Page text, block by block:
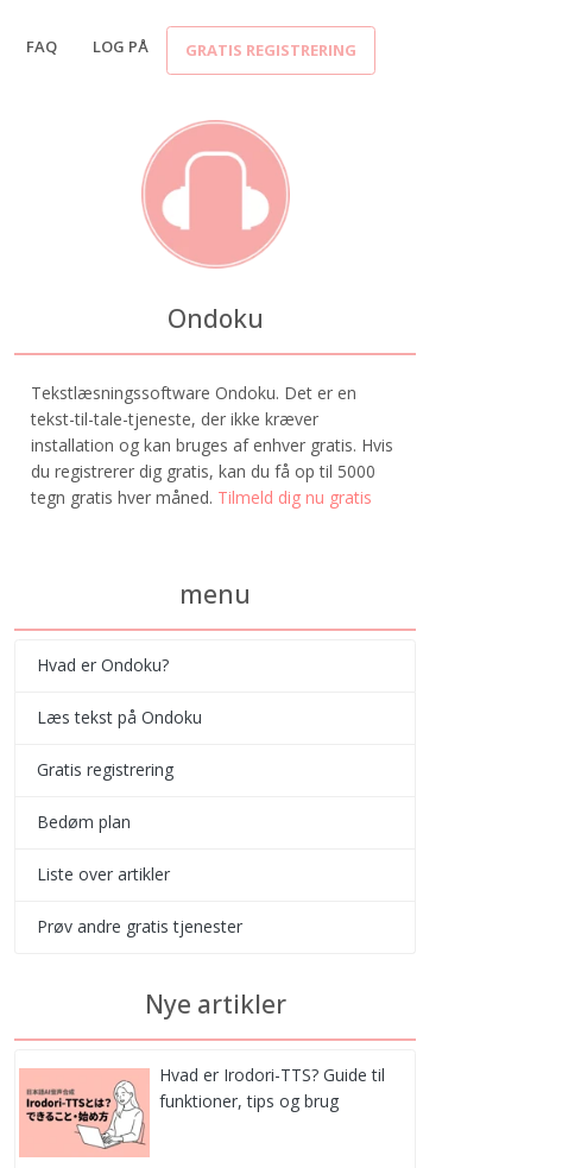
FAQ LOG PÅ GRATIS REGISTRERING
Ondoku
Tekstlæsningssoftware Ondoku. Det er en
tekst-til-tale-tjeneste, der ikke kræver
installation og kan bruges af enhver gratis. Hvis
du registrerer dig gratis, kan du få op til 5000
tegn gratis hver måned. Tilmeld dig nu gratis
menu
Hvad er Ondoku?
Læs tekst på Ondoku
Gratis registrering
Bedøm plan
Liste over artikler
Prøv andre gratis tjenester
Nye artikler
Hvad er Irodori-TTS? Guide til
funktioner, tips og brug